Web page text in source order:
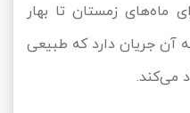
ماه‌های زمستان تا بهار
آن جریان دارد که طبیعی
می‌کند.